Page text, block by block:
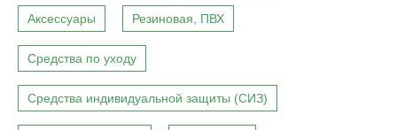
Аксессуары Резиновая, ПВХ
Средства по уходу
Средства индивидуальной защиты (СИЗ)